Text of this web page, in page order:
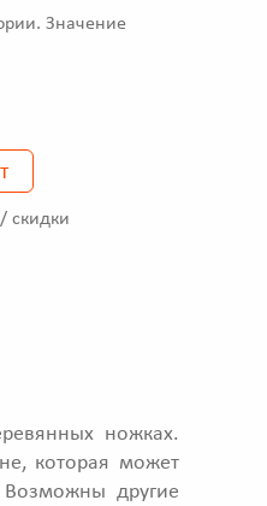
Значение
скидки
ножках.
которая может
другие